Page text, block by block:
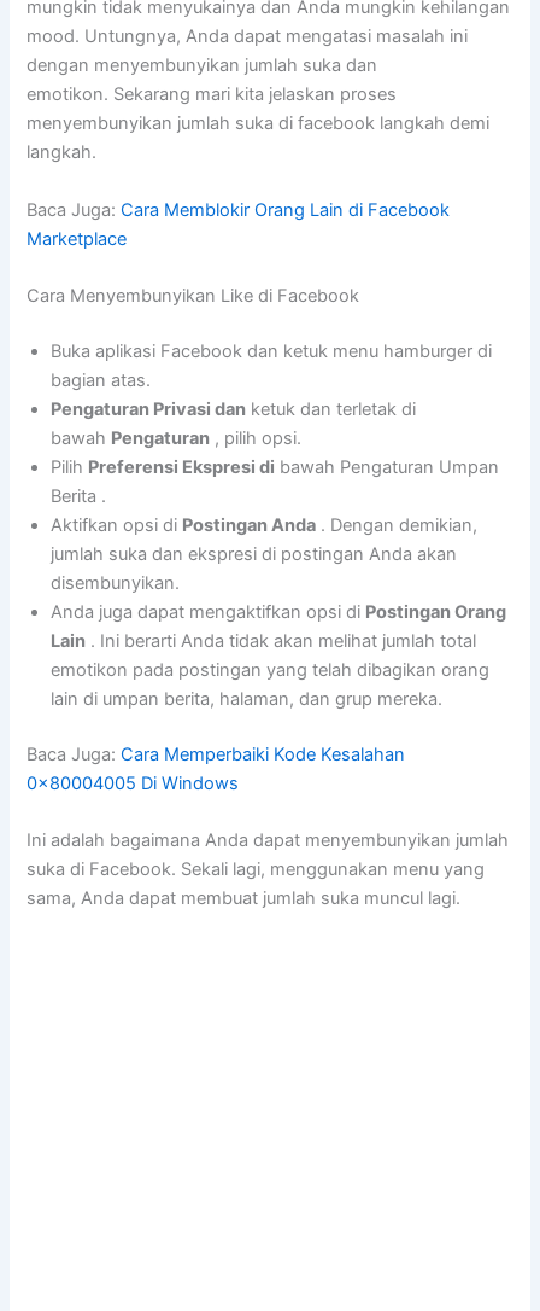
mungkin tidak menyukainya dan Anda mungkin kehilangan
mood. Untungnya, Anda dapat mengatasi masalah ini
dengan menyembunyikan jumlah suka dan
emotikon. Sekarang mari kita jelaskan proses
menyembunyikan jumlah suka di facebook langkah demi
langkah.
Baca Juga:Cara Memblokir Orang Lain di Facebook
Marketplace
Cara Menyembunyikan Like di Facebook
Buka aplikasi Facebook dan ketuk menu hamburger di
bagian atas.
Pengaturan Privasi dan ketuk dan terletak di
bawah Pengaturan , pilih opsi.
Pilih Preferensi Ekspresi di bawah Pengaturan Umpan
Berita .
Aktifkan opsi di Postingan Anda . Dengan demikian,
jumlah suka dan ekspresi di postingan Anda akan
disembunyikan.
Anda juga dapat mengaktifkan opsi di Postingan Orang
Lain . Ini berarti Anda tidak akan melihat jumlah total
emotikon pada postingan yang telah dibagikan orang
lain di umpan berita, halaman, dan grup mereka.
Baca Juga:Cara Memperbaiki Kode Kesalahan
0x80004005 Di Windows
Ini adalah bagaimana Anda dapat menyembunyikan jumlah
suka di Facebook. Sekali lagi, menggunakan menu yang
sama, Anda dapat membuat jumlah suka muncul lagi.